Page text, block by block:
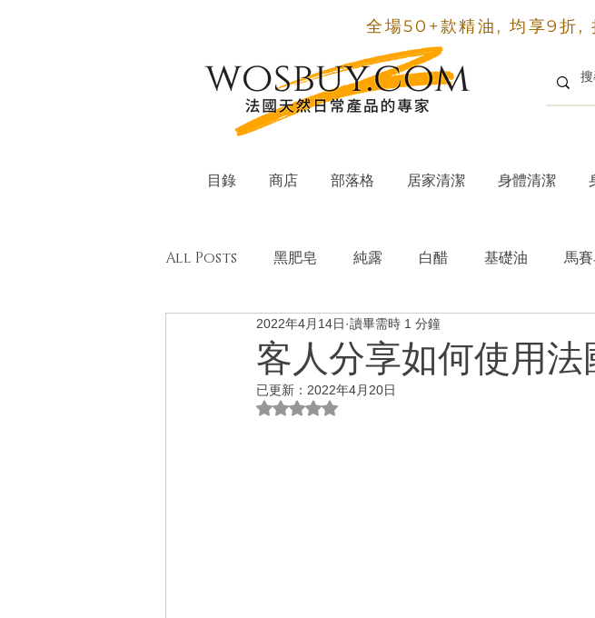
全場50+款精油, 均享9折,
目錄 商店 部落格 居家清潔 身體清潔
All Posts 黑肥皂 純露 白醋 基礎油 馬
有機單方純精油 天然配方 洗碗皂
小蘇打粉 氣泡酒 居家清潔酒精
客人分享如何使用法
2022年4月14日 讀畢需時 1 分鐘
已更新： 2022年4月20日
評等為 NaN（最高為 5 顆星）。